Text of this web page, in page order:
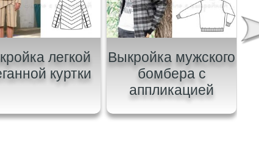
легкой
куртки
Выкройка мужского
бомбера с
аппликацией